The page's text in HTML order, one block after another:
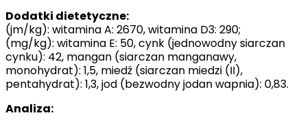
Dodatki dietetyczne:
(jm/kg): witamina A: 2670, witamina D3: 290;
(mg/kg): witamina E: 50, cynk (jednowodny siarczan
cynku): 42, mangan (siarczan manganawy,
monohydrat): 1,5, miedź (siarczan miedzi (II),
pentahydrat): 1,3, jod (bezwodny jodan wapnia): 0,83.
Analiza: